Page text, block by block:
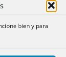
bien y para